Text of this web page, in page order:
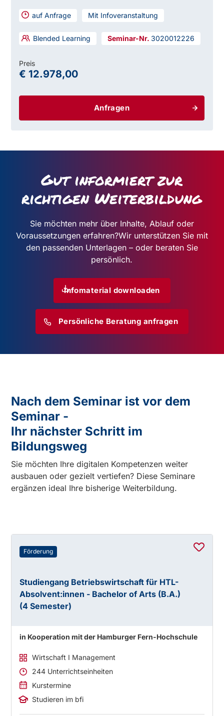
auf Anfrage Mit Infoveranstaltung
Blended Learning 3020012226
Anfragen
Preis
€ 12.978,00
Gut informiert zur
richtigen Weiterbildung
Sie möchten mehr über Inhalte, Ablauf oder
Voraussetzungen erfahren?Wir unterstützen Sie mit
den passenden Unterlagen – oder beraten Sie
persönlich.
Infomaterial downloaden
Persönliche Beratung anfragen
Nach dem Seminar ist vor dem
Seminar -
Ihr nächster Schritt im
Bildungsweg
Sie möchten Ihre digitalen Kompetenzen weiter
ausbauen oder gezielt vertiefen? Diese Seminare
ergänzen ideal Ihre bisherige Weiterbildung.
Förderung
Studiengang Betriebswirtschaft für HTL-
Absolvent:innen - Bachelor of Arts (B.A.)
(4 Semester)
in Kooperation mit der Hamburger Fern-Hochschule
Wirtschaft I Management
244 Unterrichtseinheiten
Kurstermine
Studieren im bfi